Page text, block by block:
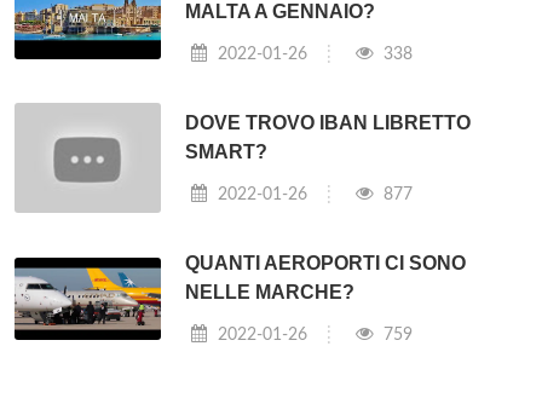
MALTA A GENNAIO?
2022-01-26 338
DOVE TROVO IBAN LIBRETTO
SMART?
2022-01-26 877
QUANTI AEROPORTI CI SONO
NELLE MARCHE?
2022-01-26 759